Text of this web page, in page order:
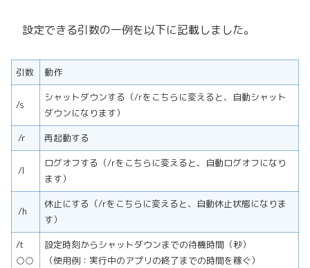
設定できる引数の一例を以下に記載しました。
引数 動作
/s
シャットダウンする（/rをこちらに変えると、自動シャット
ダウンになります）
/r
再起動する
/l
ログオフする（/rをこちらに変えると、自動ログオフになり
ます）
/h
休止にする（/rをこちらに変えると、自動休止状態になりま
す）
/t
○○
設定時刻からシャットダウンまでの待機時間（秒）
（使用例：実行中のアプリの終了までの時間を稼ぐ）